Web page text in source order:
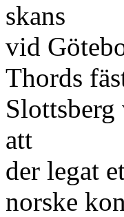
skans
vid
Thords
att
der legat
norske